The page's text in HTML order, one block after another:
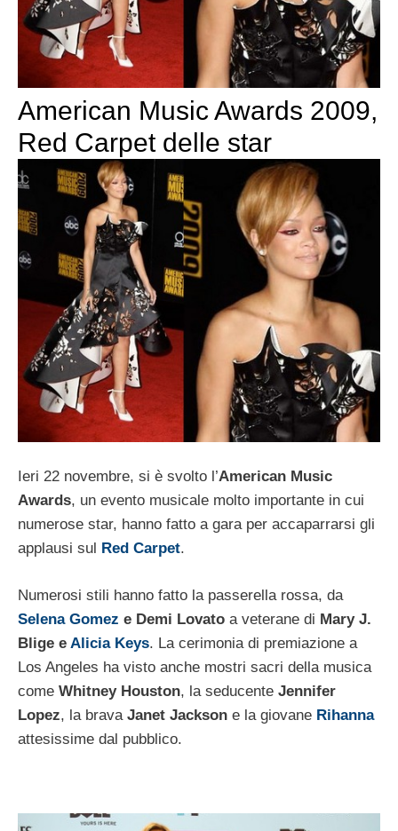
American Music Awards 2009,
Red Carpet delle star
Ieri 22 novembre, si è svolto l’American Music
Awards, un evento musicale molto importante in cui
numerose star, hanno fatto a gara per accaparrarsi gli
applausi sul
Red Carpet.
Numerosi stili hanno fatto la passerella rossa, da
Selena Gomez e Demi Lovato a veterane di Mary J.
Blige e Alicia Keys. La cerimonia di premiazione a
Los Angeles ha visto anche mostri sacri della musica
come Whitney Houston, la seducente Jennifer
Lopez, la brava Janet Jackson e la giovane Rihanna
attesissime dal pubblico.